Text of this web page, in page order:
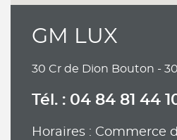
GM LUX
30 Cr de Dion Bouton -
Tél. : 04 84 81 44
Horaires : Commerce